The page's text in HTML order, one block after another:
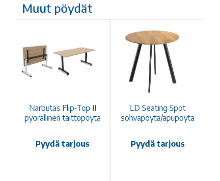
Muut pöydät
Narbutas Flip-Top II
pyörällinen taittopöytä
Pyydä tarjous
LD Seating Spot
sohvapöytä/apupöytä
Pyydä tarjous